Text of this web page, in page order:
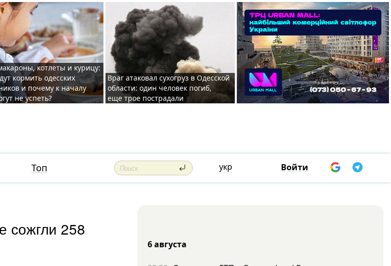
котлеты и курицу:
кормить одесских
и почему к началу
не успеть?
Враг атаковал сухогруз в Одесской
области: один человек погиб,
еще трое пострадали
Топ укр Войти
сожгли 258
6 августа